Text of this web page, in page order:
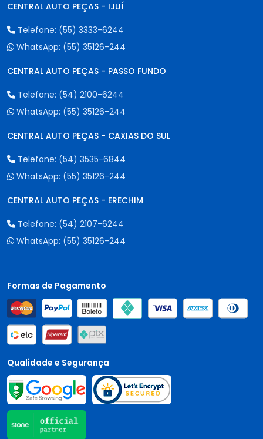
CENTRAL AUTO PEÇAS - IJUÍ
Telefone: (55) 3333-6244
WhatsApp: (55) 35126-244
CENTRAL AUTO PEÇAS - PASSO FUNDO
Telefone: (54) 2100-6244
WhatsApp: (55) 35126-244
CENTRAL AUTO PEÇAS - CAXIAS DO SUL
Telefone: (54) 3535-6844
WhatsApp: (55) 35126-244
CENTRAL AUTO PEÇAS - ERECHIM
Telefone: (54) 2107-6244
WhatsApp: (55) 35126-244
Formas de Pagamento
Qualidade e Segurança